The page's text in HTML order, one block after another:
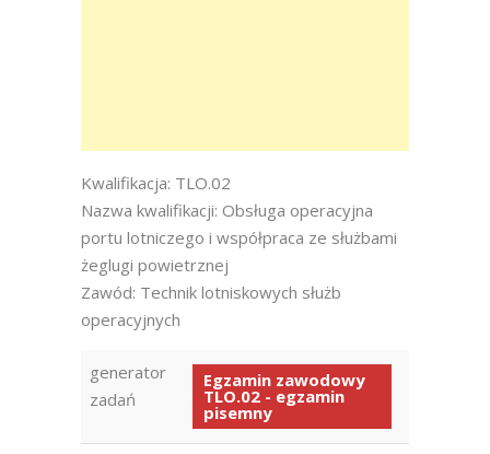
Kwalifikacja: TLO.02
Nazwa kwalifikacji: Obsługa operacyjna
portu lotniczego i współpraca ze służbami
żeglugi powietrznej
Zawód: Technik lotniskowych służb
operacyjnych
generator
zadań
Egzamin zawodowy
TLO.02 - egzamin
pisemny